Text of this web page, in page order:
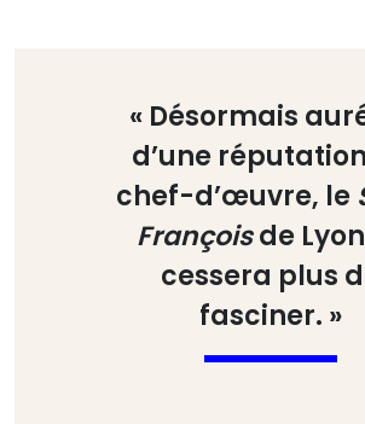
« Désormais
d’une
chef-d’œuvre, le
Françoisde
cessera plus
fasciner. »